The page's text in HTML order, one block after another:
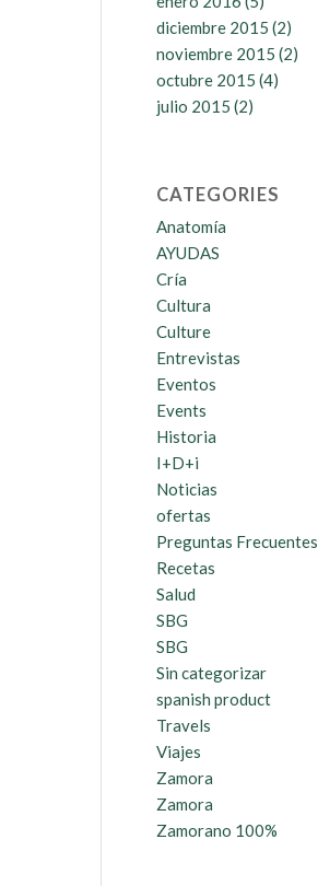
diciembre 2015 (2)
noviembre 2015 (2)
octubre 2015 (4)
julio 2015 (2)
CATEGORIES
Anatomía
AYUDAS
Cría
Cultura
Culture
Entrevistas
Eventos
Events
Historia
I+D+i
Noticias
ofertas
Preguntas Frecuentes
Recetas
Salud
SBG
SBG
Sin categorizar
spanish product
Travels
Viajes
Zamora
Zamora
Zamorano 100%